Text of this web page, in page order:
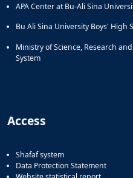
APA Center at Bu-Ali Sina
Bu Ali Sina University Boys' High
Ministry of Science, Research
System
Access
Shafaf system
Data Protection Statement